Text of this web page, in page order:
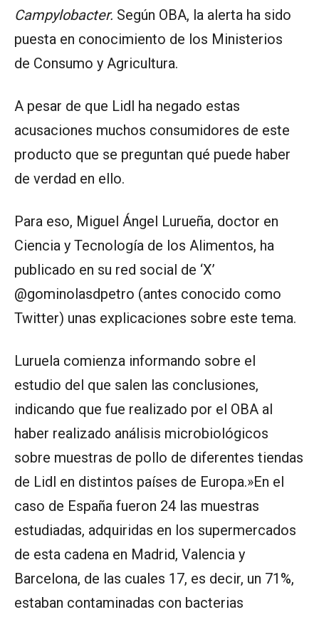
Campylobacter. Según OBA, la alerta ha sido
puesta en conocimiento de los Ministerios
de Consumo y Agricultura.
A pesar de que Lidl ha negado estas
acusaciones muchos consumidores de este
producto que se preguntan qué puede haber
de verdad en ello.
Para eso, Miguel Ángel Lurueña, doctor en
Ciencia y Tecnología de los Alimentos, ha
publicado en su red social de ‘X’
@gominolasdpetro (antes conocido como
Twitter) unas explicaciones sobre este tema.
Luruela comienza informando sobre el
estudio del que salen las conclusiones,
indicando que fue realizado por el OBA al
haber realizado análisis microbiológicos
sobre muestras de pollo de diferentes tiendas
de Lidl en distintos países de Europa.»En el
caso de España fueron 24 las muestras
estudiadas, adquiridas en los supermercados
de esta cadena en Madrid, Valencia y
Barcelona, de las cuales 17, es decir, un 71%,
estaban contaminadas con bacterias